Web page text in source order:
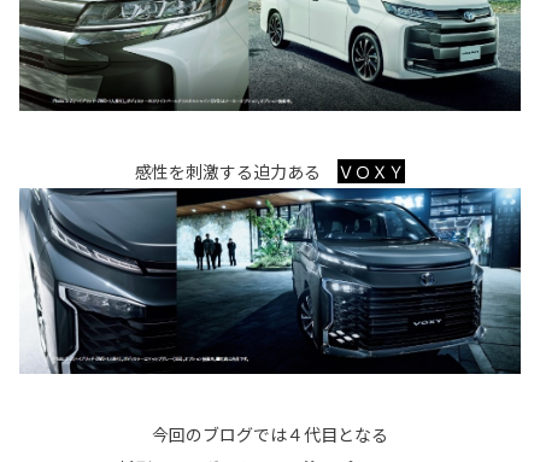
感性を刺激する迫力ある ＶＯＸＹ
今回のブログでは４代目となる